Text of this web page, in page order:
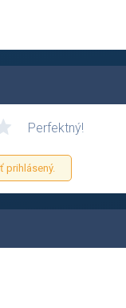
Perfektný!
prihlásený.